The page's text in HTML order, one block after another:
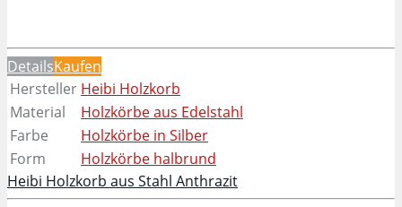
DetailsKaufen
Hersteller Heibi Holzkorb
Material
Holzkörbe aus Edelstahl
Farbe
Holzkörbe in Silber
Form
Holzkörbe halbrund
Heibi Holzkorb aus Stahl Anthrazit